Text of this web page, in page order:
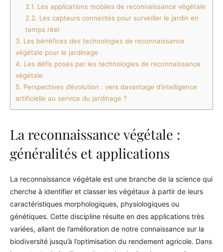
2.1. Les applications mobiles de reconnaissance végétale
2.2. Les capteurs connectés pour surveiller le jardin en
temps réel
3. Les bénéfices des technologies de reconnaissance
végétale pour le jardinage
4. Les défis posés par les technologies de reconnaissance
végétale
5. Perspectives d’évolution : vers davantage d’intelligence
artificielle au service du jardinage ?
La reconnaissance végétale :
généralités et applications
La reconnaissance végétale est une branche de la science qui
cherche à identifier et classer les végétaux à partir de leurs
caractéristiques morphologiques, physiologiques ou
génétiques. Cette discipline résulte en des applications très
variées, allant de l’amélioration de notre connaissance sur la
biodiversité jusqu’à l’optimisation du rendement agricole. Dans